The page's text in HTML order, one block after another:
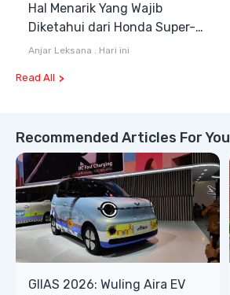
Hal Menarik Yang Wajib
Diketahui dari Honda Super-
ONE Selain Harga
Anjar Leksana . Hari ini
Read All
Recommended Articles For You
GIIAS 2026: Wuling Aira EV